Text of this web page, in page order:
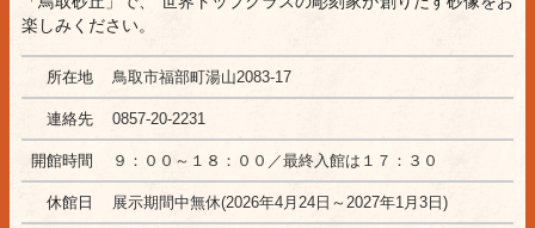
楽しみください。
所在地 鳥取市福部町湯山2083-17
連絡先 0857-20-2231
開館時間 ９：００～１８：００／最終入館は１７：３０
休館日 展示期間中無休(2026年4月24日～2027年1月3日)